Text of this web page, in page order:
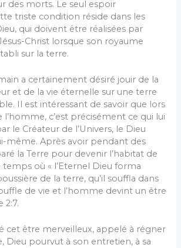
des morts. Le seul espoir
triste condition réside dans les
qui doivent être réalisées par
Christ lorsque son royaume
sur la terre.
a certainement désiré jouir de la
et de la vie éternelle sur une terre
Il est intéressant de savoir que lors
l’homme, c’est précisément ce qui lui
le Créateur de l’Univers, le Dieu
même. Après avoir pendant des
la Terre pour devenir l’habitat de
temps où « l’Eternel Dieu forma
de la terre, qu’il souffla dans
de vie et l’homme devint un être
2:7.
cet être merveilleux, appelé à régner
Dieu pourvut à son entretien, à sa